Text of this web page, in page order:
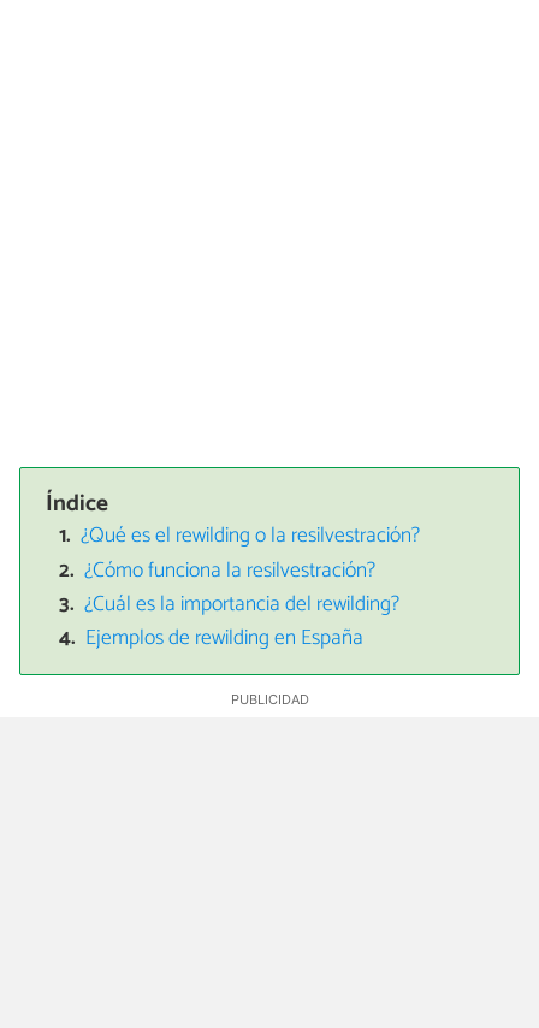
Índice
¿Qué es el rewilding o la resilvestración?
¿Cómo funciona la resilvestración?
¿Cuál es la importancia del rewilding?
Ejemplos de rewilding en España